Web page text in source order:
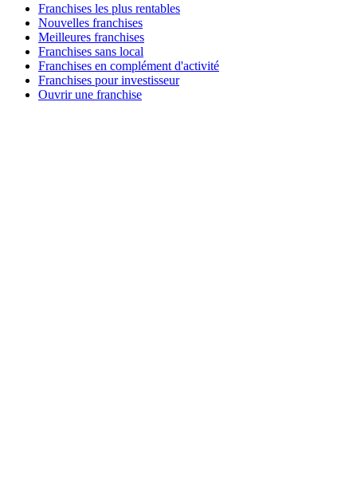
Franchises les plus rentables
Nouvelles franchises
Meilleures franchises
Franchises sans local
Franchises en complément d'activité
Franchises pour investisseur
Ouvrir une franchise